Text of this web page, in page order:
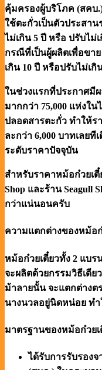
คุ้มครองผู้บริโภค (สคบ
ใช้ตะกั่วเป็นตัวประสา
ไม่เกิน 5 ปี หรือ ปรับไม่
กรณีที่เป็นผู้ผลิตเพื่อขา
เกิน 10 ปี หรือปรับไม่เ
ในช่วงแรกที่ประกาศมี
มากกว่า 75,000 แห่งใ
ปลอดสารตะกั่ว ทำให้ร
ละกว่า 6,000 บาทเลย
ระดับราคาปัจจุบัน
สำหรับราคาหม้อก๋วยเ
Shop และร้าน Seagull
กว่าแน่นอนครับ
ความแตกต่างของหม้อ
หม้อก๋วยเตี๋ยวทั้ง 2 แบ
จะผลิตด้วยกรรมวิธีเดี
ม้าลายนั้น จะแตกต่าง
นางนวลอยู่นิดหน่อย ท
มาตรฐานของหม้อก๋วยเ
ได้รับการรับรอง